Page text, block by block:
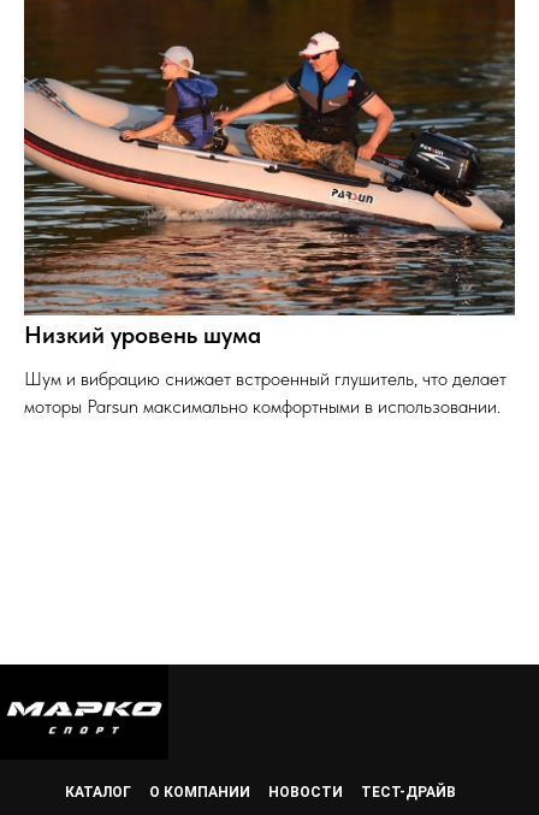
Низкий уровень шума
Шум и вибрацию снижает встроенный глушитель, что делает
моторы Parsun максимально комфортными в использовании.
КАТАЛОГ О КОМПАНИИ НОВОСТИ
ТЕСТ-ДРАЙВ